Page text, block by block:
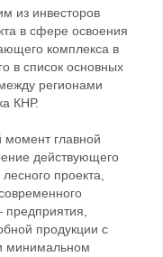
из инвесторов
в сфере освоения
комплекса в
в список основных
регионами
КНР.
главной
действующего
проекта,
предприятия,
продукции с
минимальном